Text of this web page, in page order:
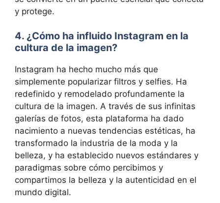
y protege.
4. ¿Cómo ha influido Instagram en la
cultura de la imagen?
Instagram ha hecho mucho más que
simplemente popularizar filtros y selfies. Ha
redefinido y remodelado profundamente la
cultura de la imagen. A través de sus infinitas
galerías de fotos, esta plataforma ha dado
nacimiento a nuevas tendencias estéticas, ha
transformado la industria de la moda y la
belleza, y ha establecido nuevos estándares y
paradigmas sobre cómo percibimos y
compartimos la belleza y la autenticidad en el
mundo digital.